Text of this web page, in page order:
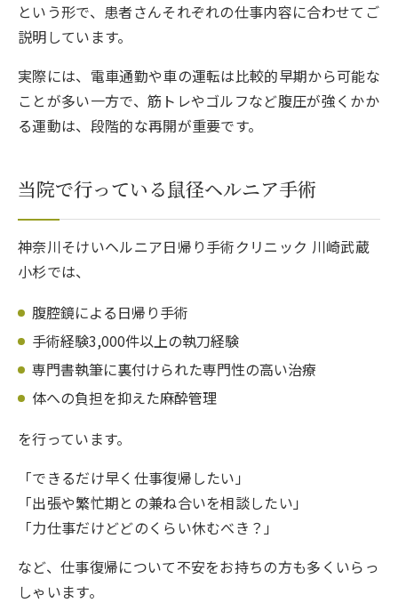
という形で、患者さんそれぞれの仕事内容に合わせてご
説明しています。
実際には、電車通勤や車の運転は比較的早期から可能な
ことが多い一方で、筋トレやゴルフなど腹圧が強くかか
る運動は、段階的な再開が重要です。
当院で行っている鼠径ヘルニア手術
神奈川そけいヘルニア日帰り手術クリニック 川崎武蔵
小杉では、
腹腔鏡による日帰り手術
手術経験3,000件以上の執刀経験
専門書執筆に裏付けられた専門性の高い治療
体への負担を抑えた麻酔管理
を行っています。
「できるだけ早く仕事復帰したい」
「出張や繁忙期との兼ね合いを相談したい」
「力仕事だけどどのくらい休むべき？」
など、仕事復帰について不安をお持ちの方も多くいらっ
しゃいます。